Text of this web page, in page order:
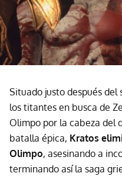
Situado justo después del
los titantes en busca de
Olimpo por la cabeza del
batalla épica, Kratos
Olimpo, asesinando a
terminando así la saga